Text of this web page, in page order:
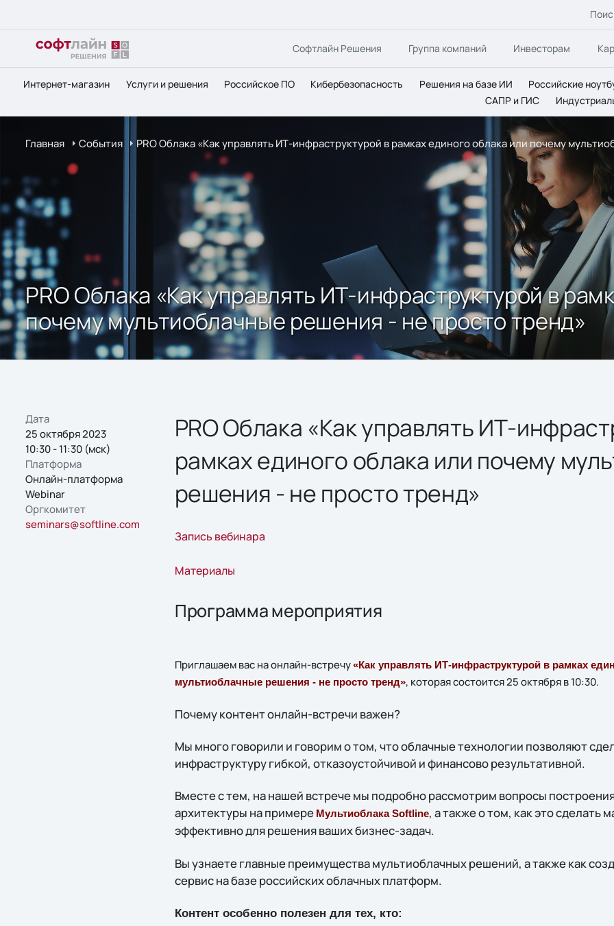
Софтлайн Решения Группа компаний Инвесторам
Интернет-магазин Услуги и решения Российское ПО Кибербезопасность Решения на базе ИИ Российские
САПР и ГИС
Главная События PRO Облака «Как управлять ИТ-инфраструктурой в рамках единого облака или почему
PRO Облака «Как управлять ИТ-инфраструктурой в
почему мультиоблачные решения - не просто тренд»
Дата
25 октября 2023
10:30 - 11:30 (мск)
Платформа
Онлайн-платформа
Webinar
Оргкомитет
seminars@softline.com
PRO Облака «Как управлять ИТ-
рамках единого облака или почему
решения - не просто тренд»
Запись вебинара
Материалы
Программа мероприятия
Приглашаем вас на онлайн-встречу«Как управлять ИТ-инфраструктурой в рамках
мультиоблачные решения - не просто тренд», которая состоится 25 октября в 10:30.
Почему контент онлайн-встречи важен?
Мы много говорили и говорим о том, что облачные технологии позволяют
инфраструктуру гибкой, отказоустойчивой и финансово результативной.
Вместе с тем, на нашей встрече мы подробно рассмотрим вопросы
архитектуры на примере Мультиоблака Softline, а также о том, как это сделать
эффективно для решения ваших бизнес-задач.
Вы узнаете главные преимущества мультиоблачных решений, а также как
сервис на базе российских облачных платформ.
Контент особенно полезен для тех, кто: